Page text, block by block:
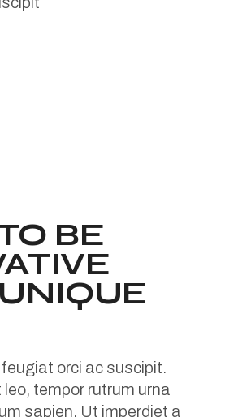
BE
orci ac suscipit.
tempor rutrum urna
sapien. Ut imperdiet a